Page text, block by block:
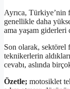
Ayrıca, Türkiye’nin
genellikle daha
ama yaşam giderleri
Son olarak, sektörel
teknikerlerin
cevabı, aslında
Özetle; motosiklet